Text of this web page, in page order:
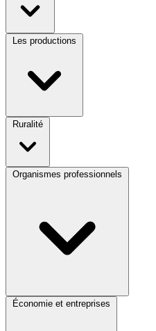
Les productions
Ruralité
Organismes professionnels
Économie et entreprises